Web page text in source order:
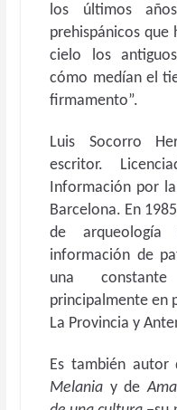
los últimos
prehispánicos que
cielo los
cómo medían el
firmamento”.
Luis Socorro
escritor.
Información por
Barcelona. En
de
información de
una
principalmente en
La Provincia y
Es también
Melania y de